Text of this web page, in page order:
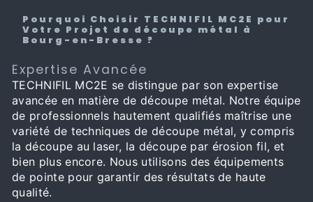
Pourquoi Choisir TECHNIFIL MC2E pour
Votre Projet de découpe métal à
Bourg-en-Bresse ?
Expertise Avancée
TECHNIFIL MC2E se distingue par son expertise
avancée en matière de découpe métal. Notre équipe
de professionnels hautement qualifiés maîtrise une
variété de techniques de découpe métal, y compris
la découpe au laser, la découpe par érosion fil, et
bien plus encore. Nous utilisons des équipements
de pointe pour garantir des résultats de haute
qualité.